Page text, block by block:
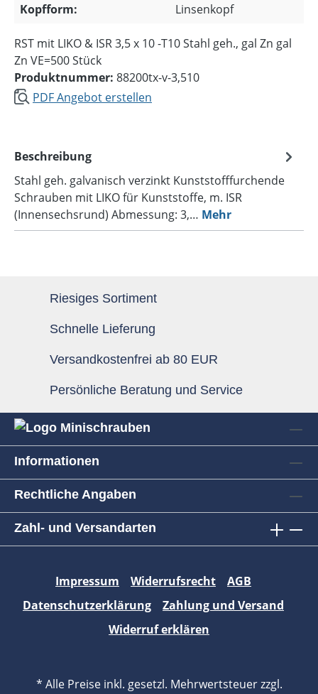
Kopfform:
Linsenkopf
RST mit LIKO & ISR 3,5 x 10 -T10 Stahl geh., gal Zn gal
Zn VE=500 Stück
Produktnummer: 88200tx-v-3,510
PDF Angebot erstellen
Beschreibung
Stahl geh. galvanisch verzinkt Kunststofffurchende
Schrauben mit LIKO für Kunststoffe, m. ISR
(Innensechsrund) Abmessung: 3,… Mehr
Riesiges Sortiment
Schnelle Lieferung
Versandkostenfrei ab 80 EUR
Persönliche Beratung und Service
Informationen
Rechtliche Angaben
Zahl- und Versandarten
Impressum Widerrufsrecht
AGB
Datenschutzerklärung
Zahlung und Versand
Widerruf erklären
* Alle Preise inkl. gesetzl. Mehrwertsteuer zzgl.